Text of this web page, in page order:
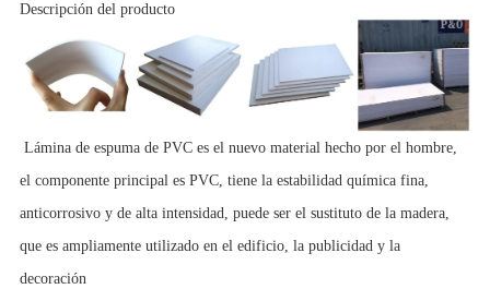
Descripción del producto
Lámina de espuma de PVC es el nuevo material hecho por el hombre,
el componente principal es PVC, tiene la estabilidad química fina,
anticorrosivo y de alta intensidad, puede ser el sustituto de la madera,
que es ampliamente utilizado en el edificio, la publicidad y la
decoración